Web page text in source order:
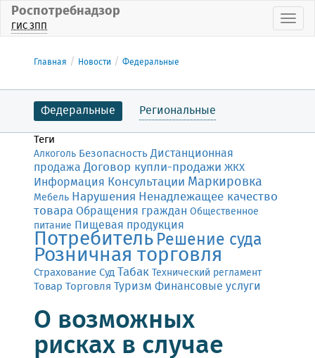
Роспотребнадзор
ГИС ЗПП
Главная Новости Федеральные
Федеральные Региональные
Теги
Алкоголь БезопасностьДистанционная
продажа Договор купли-продажи ЖКХ
Информация Консультации Маркировка
Мебель Нарушения Ненадлежащее качество
товара Обращения граждан Общественное
питание Пищевая продукция
ПотребительРешение суда
Розничная торговля
СтрахованиеСудТабакТехнический регламент
Товар Торговля Туризм Финансовые услуги
О возможных
рисках в случае